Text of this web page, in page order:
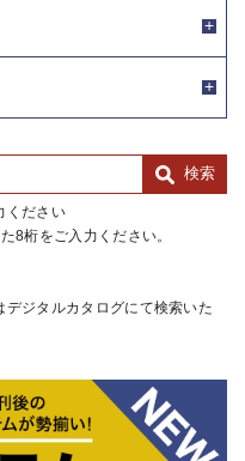
ください
8桁をご入力ください。
ジタルカタログにて検索いた